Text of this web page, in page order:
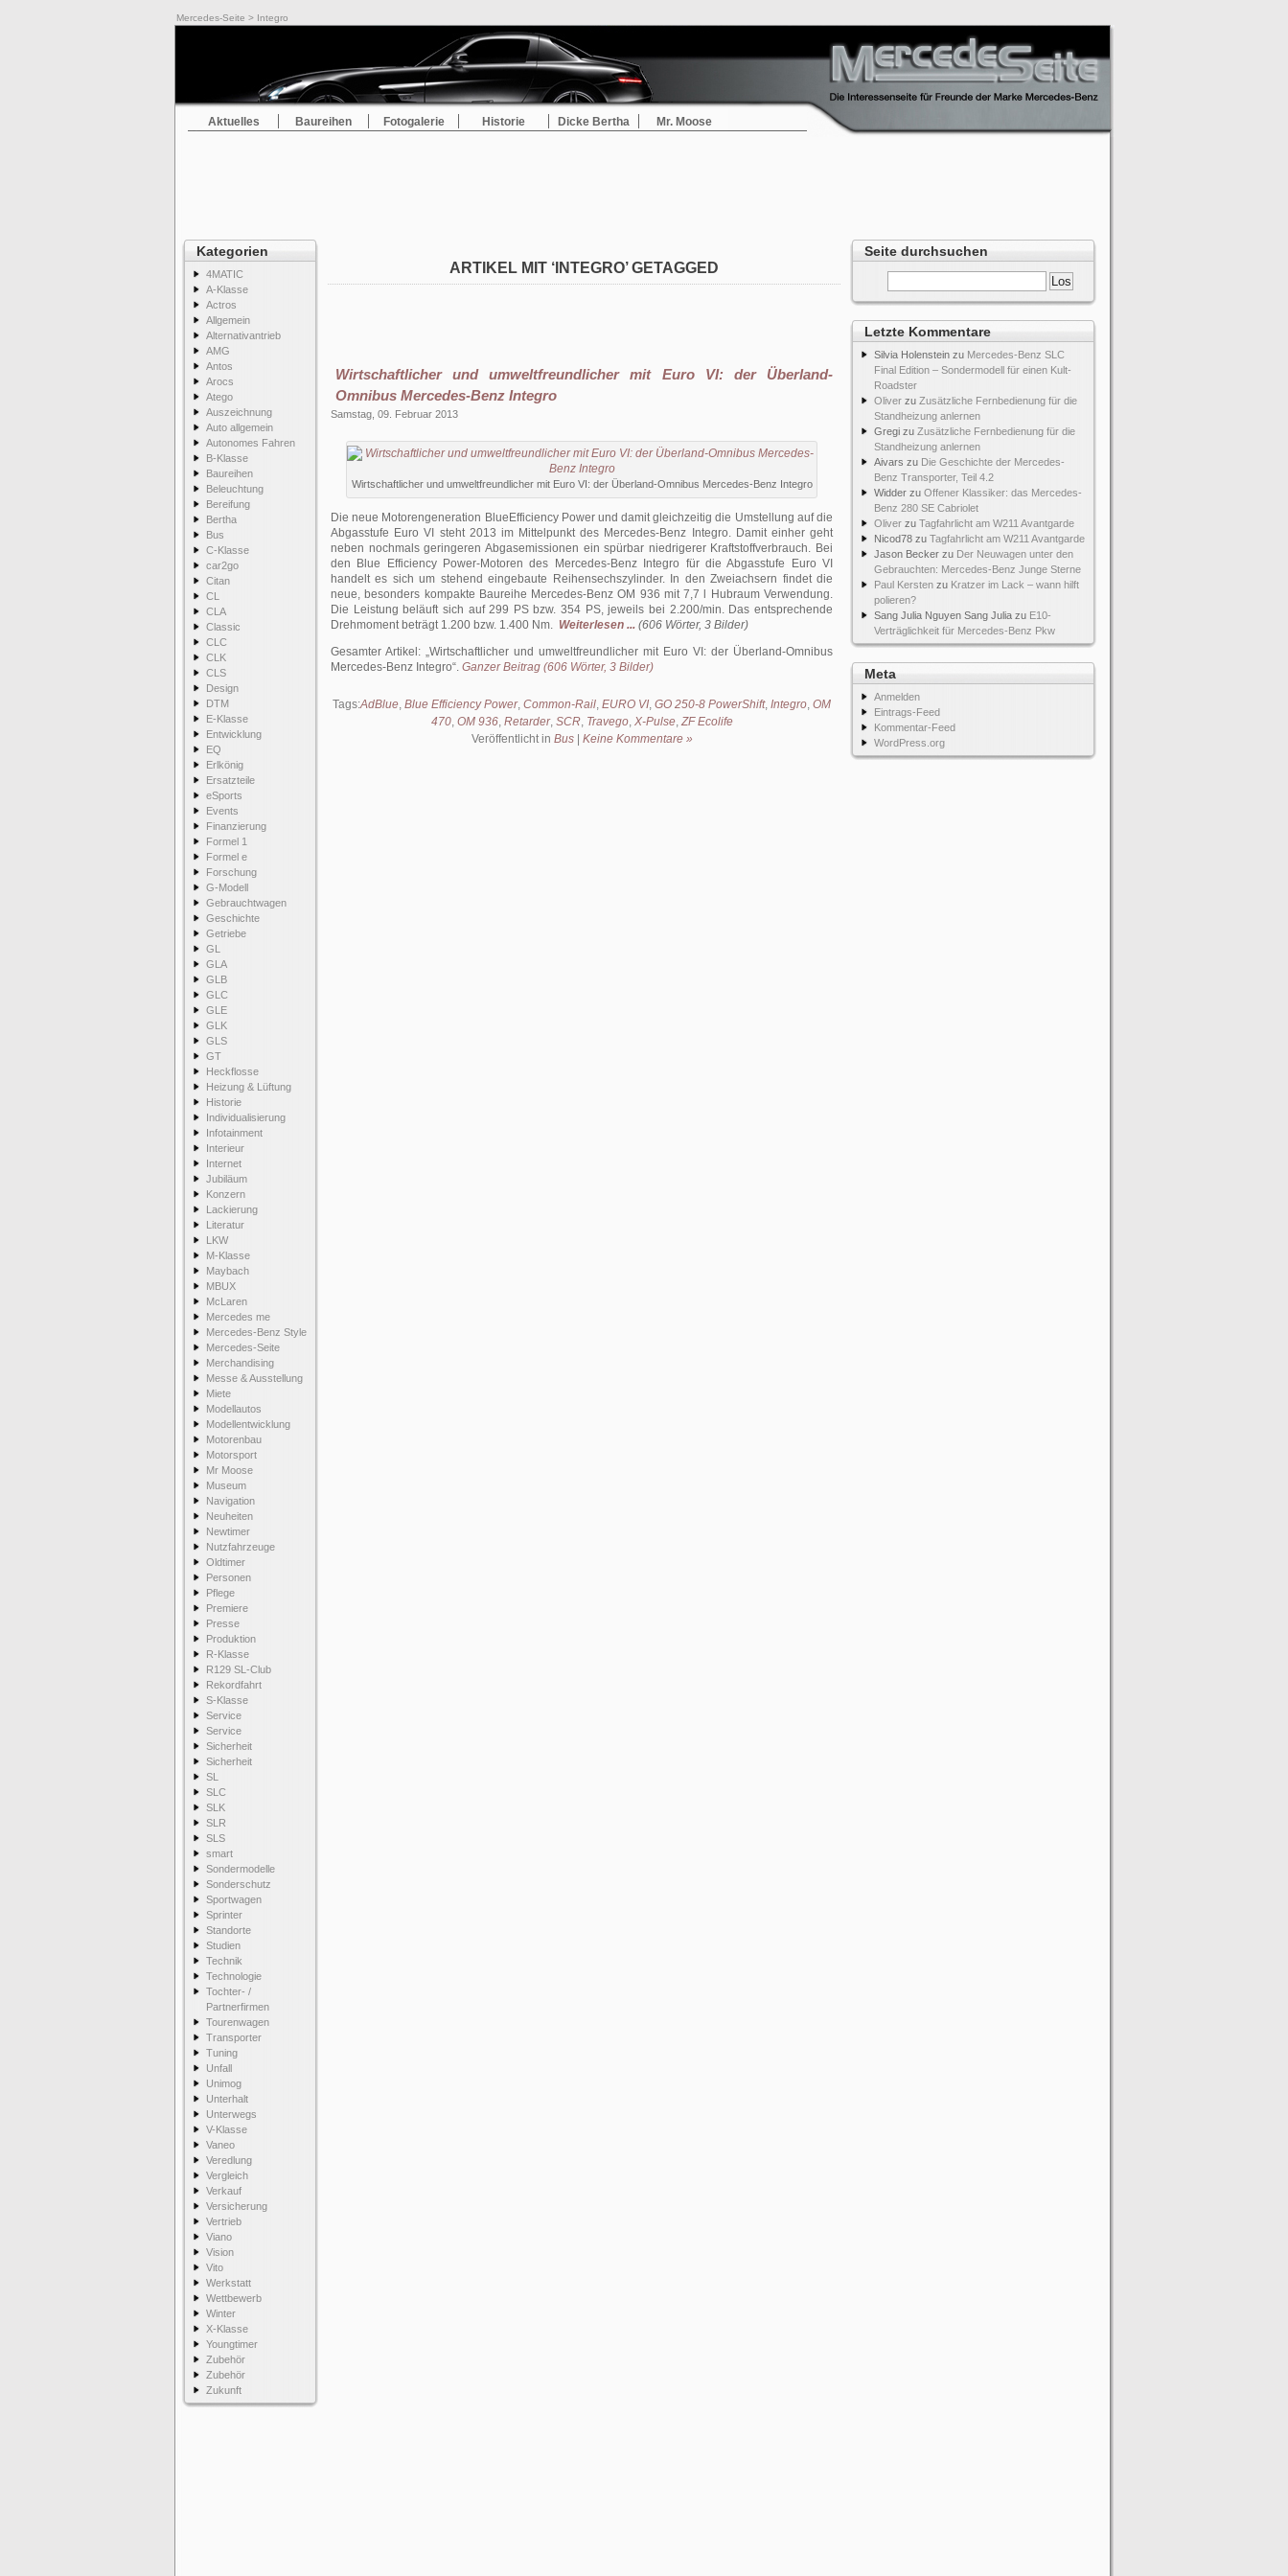
Mercedes-Seite > Integro
Aktuelles Baureihen Fotogalerie Historie Dicke Bertha Mr. Moose
Kategorien
4MATIC
A-Klasse
Actros
Allgemein
Alternativantrieb
AMG
Antos
Arocs
Atego
Auszeichnung
Auto allgemein
Autonomes Fahren
B-Klasse
Baureihen
Beleuchtung
Bereifung
Bertha
Bus
C-Klasse
car2go
Citan
CL
CLA
Classic
CLC
CLK
CLS
Design
DTM
E-Klasse
Entwicklung
EQ
Erlkönig
Ersatzteile
eSports
Events
Finanzierung
Formel 1
Formel e
Forschung
G-Modell
Gebrauchtwagen
Geschichte
Getriebe
GL
GLA
GLB
GLC
GLE
GLK
GLS
GT
Heckflosse
Heizung & Lüftung
Historie
Individualisierung
Infotainment
Interieur
Internet
Jubiläum
Konzern
Lackierung
Literatur
LKW
M-Klasse
Maybach
MBUX
McLaren
Mercedes me
Mercedes-Benz Style
Mercedes-Seite
Merchandising
Messe & Ausstellung
Miete
Modellautos
Modellentwicklung
Motorenbau
Motorsport
Mr Moose
Museum
Navigation
Neuheiten
Newtimer
Nutzfahrzeuge
Oldtimer
Personen
Pflege
Premiere
Presse
Produktion
R-Klasse
R129 SL-Club
Rekordfahrt
S-Klasse
Service
Service
Sicherheit
Sicherheit
SL
SLC
SLK
SLR
SLS
smart
Sondermodelle
Sonderschutz
Sportwagen
Sprinter
Standorte
Studien
Technik
Technologie
Tochter- /
Partnerfirmen
Tourenwagen
Transporter
Tuning
Unfall
Unimog
Unterhalt
Unterwegs
V-Klasse
Vaneo
Veredlung
Vergleich
Verkauf
Versicherung
Vertrieb
Viano
Vision
Vito
Werkstatt
Wettbewerb
Winter
X-Klasse
Youngtimer
Zubehör
Zubehör
Zukunft
Seite durchsuchen
Letzte Kommentare
Silvia Holenstein zu Mercedes-Benz SLC
Final Edition – Sondermodell für einen Kult-
Roadster
Oliver zu Zusätzliche Fernbedienung für die
Standheizung anlernen
Gregi zu Zusätzliche Fernbedienung für die
Standheizung anlernen
Aivars zu Die Geschichte der Mercedes-
Benz Transporter, Teil 4.2
Widder zu Offener Klassiker: das Mercedes-
Benz 280 SE Cabriolet
Oliver zu Tagfahrlicht am W211 Avantgarde
Nicod78 zu Tagfahrlicht am W211 Avantgarde
Jason Becker zu Der Neuwagen unter den
Gebrauchten: Mercedes-Benz Junge Sterne
Paul Kersten zu Kratzer im Lack – wann hilft
polieren?
Sang Julia Nguyen Sang Julia zu E10-
Verträglichkeit für Mercedes-Benz Pkw
Meta
Anmelden
Eintrags-Feed
Kommentar-Feed
WordPress.org
ARTIKEL MIT ‘INTEGRO’ GETAGGED
Wirtschaftlicher und umweltfreundlicher mit Euro VI: der Überland-
Omnibus Mercedes-Benz Integro
Samstag, 09. Februar 2013
Wirtschaftlicher und umweltfreundlicher mit Euro VI: der Überland-Omnibus Mercedes-Benz Integro
Die neue Motorengeneration BlueEfficiency Power und damit gleichzeitig die Umstellung auf die
Abgasstufe Euro VI steht 2013 im Mittelpunkt des Mercedes-Benz Integro. Damit einher geht
neben nochmals geringeren Abgasemissionen ein spürbar niedrigerer Kraftstoffverbrauch. Bei
den Blue Efficiency Power-Motoren des Mercedes-Benz Integro für die Abgasstufe Euro VI
handelt es sich um stehend eingebaute Reihensechszylinder. In den Zweiachsern findet die
neue, besonders kompakte Baureihe Mercedes-Benz OM 936 mit 7,7 l Hubraum Verwendung.
Die Leistung beläuft sich auf 299 PS bzw. 354 PS, jeweils bei 2.200/min. Das entsprechende
Drehmoment beträgt 1.200 bzw. 1.400 Nm. Weiterlesen ... (606 Wörter, 3 Bilder)
Gesamter Artikel:
Wirtschaftlicher und umweltfreundlicher mit Euro VI: der Überland-Omnibus
Mercedes-Benz Integro . Ganzer Beitrag (606 Wörter, 3 Bilder)
Tags:AdBlue, Blue Efficiency Power, Common-Rail, EURO VI, GO 250-8 PowerShift, Integro, OM
470, OM 936, Retarder, SCR, Travego, X-Pulse, ZF Ecolife
Veröffentlicht in Bus| Keine Kommentare »